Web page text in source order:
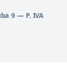
9 — P. IVA